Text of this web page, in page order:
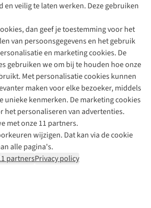
en veilig te laten werken. Deze gebruiken
dan geef je toestemming voor het
van persoonsgegevens en het gebruik
en marketing cookies. De
gebruiken we om bij te houden hoe onze
Met personalisatie cookies kunnen
maken voor elke bezoeker, middels
unieke kenmerken. De marketing cookies
het personaliseren van advertenties.
met onze 11 partners.
wijzigen. Dat kan via de cookie
alle pagina's.
partnersPrivacy policy
een Buitenexpert
50 88
80